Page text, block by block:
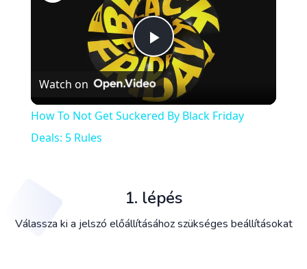
Play
Video
Watch on
How To Not Get Suckered By Black Friday
Deals: 5 Rules
1. lépés
Válassza ki a jelszó előállításához szükséges beállításokat